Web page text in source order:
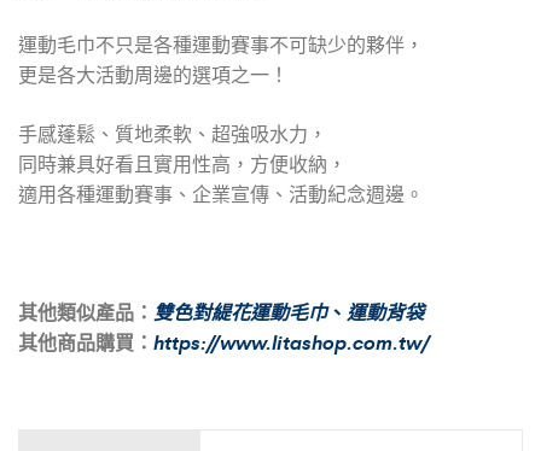
運動毛巾不只是各種運動賽事不可缺少的夥伴，
更是各大活動周邊的選項之一！
手感蓬鬆、質地柔軟、超強吸水力，
同時兼具好看且實用性高，方便收納，
適用各種運動賽事、企業宣傳、活動紀念週邊。
其他類似產品： 雙色對緹花運動毛巾、 運動背袋
其他商品購買： https://www.litashop.com.tw/